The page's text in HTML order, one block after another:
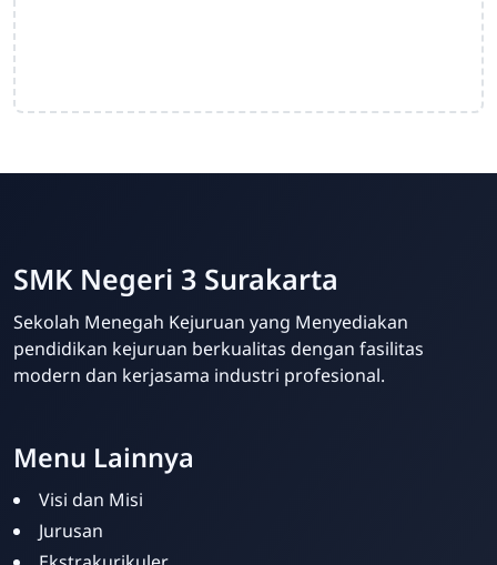
SMK Negeri 3 Surakarta
Sekolah Menegah Kejuruan yang Menyediakan
pendidikan kejuruan berkualitas dengan fasilitas
modern dan kerjasama industri profesional.
Menu Lainnya
Visi dan Misi
Jurusan